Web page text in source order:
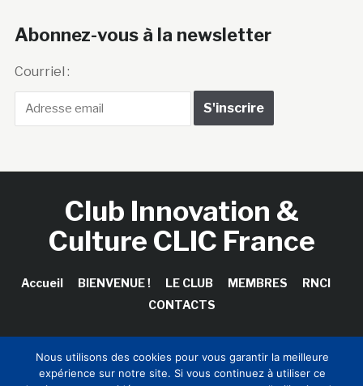
Abonnez-vous à la newsletter
Courriel :
Club Innovation &
Culture CLIC France
Accueil BIENVENUE ! LE CLUB MEMBRES
RNCI
CONTACTS
Copyright © 2026 Club Innovation & Culture CLIC France /
Nous utilisons des cookies pour vous garantir la meilleure
expérience sur notre site. Si vous continuez à utiliser ce